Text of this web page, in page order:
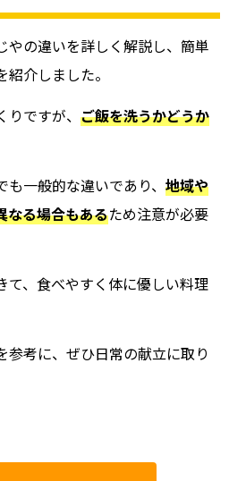
やの違いを詳しく解説し、簡単
介しました。
ですが、 ご飯を洗うかどうか
一般的な違いであり、 地域や
なる場合もあるため注意が必要
て、食べやすく体に優しい料理
参考に、ぜひ日常の献立に取り